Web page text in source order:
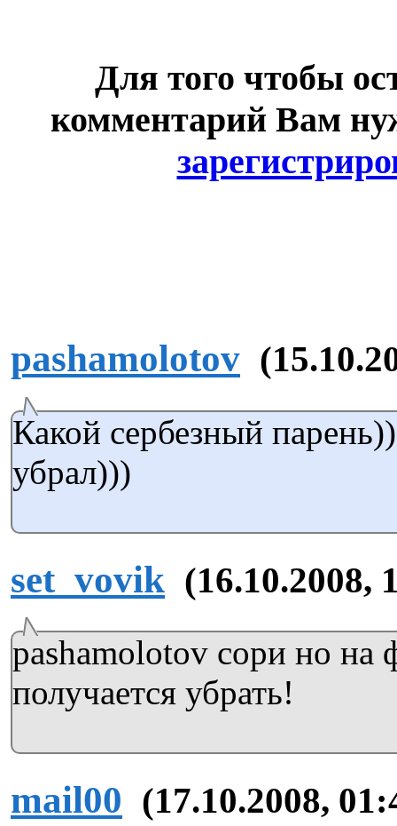
Для того чтобы
комментарий Вам
pashamolotov
Какой сербезный
убрал)))
set_vovik (16.10.2008,
pashamolotov сори но на
получается убрать!
mail00 (17.10.2008,